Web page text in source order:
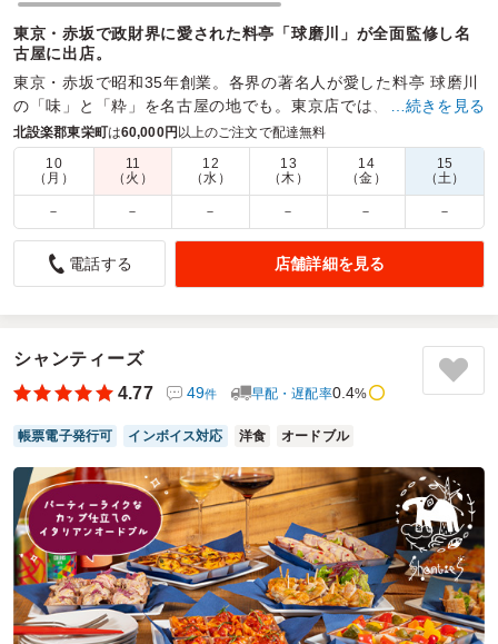
東京・赤坂で政財界に愛された料亭「球磨川」が全面監修し名
古屋に出店。
東京・赤坂で昭和35年創業。各界の著名人が愛した料亭 球磨川
の「味」と「粋」を名古屋の地でも。東京店では、法人向けに
月間約4万食の製造。
商品数： 締切日時： 7日前12:00 価格帯：
1,620円～2,160円
配達時間：
8:00～19:00
『球磨川 名古屋店』のお弁当への皆様のお声をお待ちしていま
…続きを見る
北設楽郡東栄町は60,000円以上のご注文で配達無料
10
（月）
11
（火）
12
（水）
13
（木）
14
（金）
15
（土）
－ － － － － －
電話する 店舗詳細を見る
シャンティーズ
4.77
49件 早配・遅配率0.4%
帳票電子発行可 インボイス対応 洋食 オードブル